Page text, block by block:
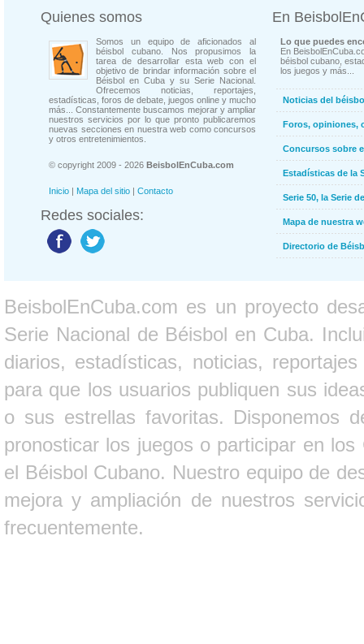
Quienes somos
Somos un equipo de aficionados al
béisbol cubano. Nos propusimos la
tarea de desarrollar esta web con el
objetivo de brindar información sobre el
Béisbol en Cuba y su Serie Nacional.
Ofrecemos noticias, reportajes,
estadísticas, foros de debate, juegos online y mucho
más... Constantemente buscamos mejorar y ampliar
nuestros servicios por lo que pronto publicaremos
nuevas secciones en nuestra web como concursos
y otros entretenimientos.
© copyright 2009 - 2026 BeisbolEnCuba.com
Inicio | Mapa del sitio | Contacto
Redes sociales:
En
Lo que puedes
En
béisbol cubano,
los juegos y más...
Noticias del
Foros, opiniones,
Concursos sobre
Estadísticas de la
Serie 50, la Serie
Mapa de nuestra
Directorio de
BeisbolEnCuba.com es un proyecto
Serie Nacional de Béisbol en Cuba.
diarios, estadísticas, noticias,
para que los usuarios publiquen sus
o sus estrellas favoritas. Disponemos
pronosticar los juegos o participar en
el Béisbol Cubano. Nuestro equipo de
mejora y ampliación de nuestros
frecuentemente.